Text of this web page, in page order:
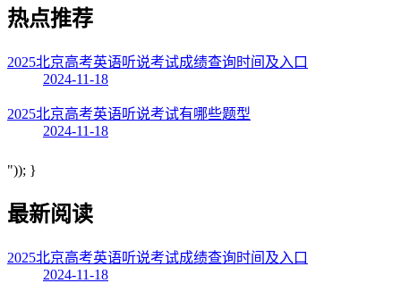
热点推荐
2025北京高考英语听说考试成绩查询时间及入口
2024-11-18
2025北京高考英语听说考试有哪些题型
2024-11-18
")); }
最新阅读
2025北京高考英语听说考试成绩查询时间及入口
2024-11-18